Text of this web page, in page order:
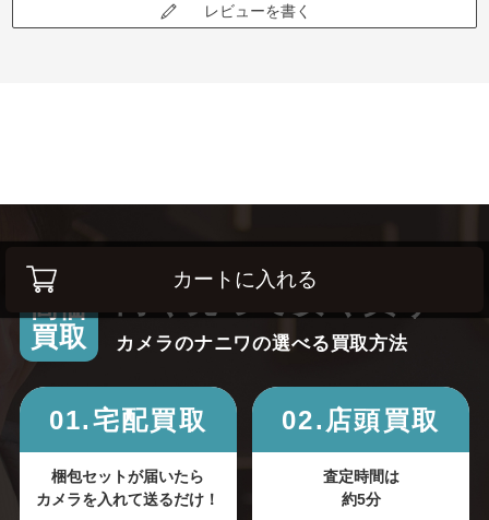
カートに入れる
レビューを書く
高価
買取
高く売って安く買う！
カメラのナニワの選べる買取方法
01.宅配買取
梱包セットが届いたら
カメラを入れて送るだけ！
02.店頭買取
査定時間は
約5分